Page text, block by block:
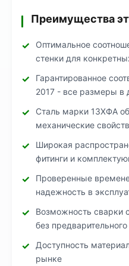
Преимущества
Оптимальное
стенки для
Гарантированное
2017 - все размеры в
Сталь марки 13ХФА
механические
Широкая
фитинги и
Проверенные
надежность в
Возможность сварки
без
Доступность
рынке